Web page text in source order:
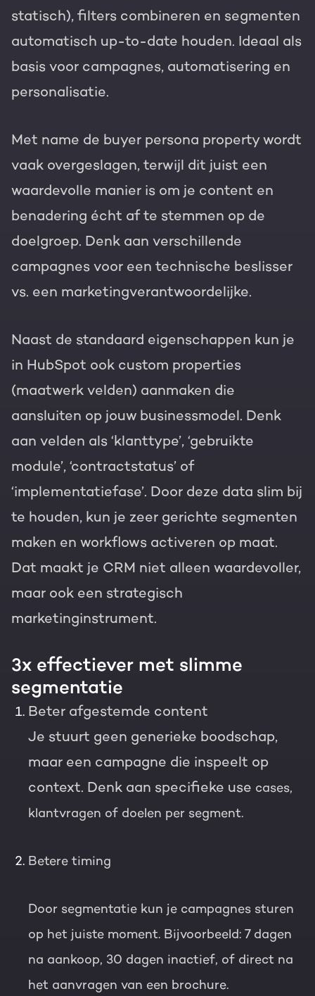
statisch), filters combineren en segmenten
automatisch up-to-date houden. Ideaal als
basis voor campagnes, automatisering en
personalisatie.
Met name de buyer persona property wordt
vaak overgeslagen, terwijl dit juist een
waardevolle manier is om je content en
benadering écht af te stemmen op de
doelgroep. Denk aan verschillende
campagnes voor een technische beslisser
vs. een marketingverantwoordelijke.
Naast de standaard eigenschappen kun je
in HubSpot ook custom properties
(maatwerk velden) aanmaken die
aansluiten op jouw businessmodel. Denk
aan velden als ‘klanttype’, ‘gebruikte
module’, ‘contractstatus’ of
‘implementatiefase’. Door deze data slim bij
te houden, kun je zeer gerichte segmenten
maken en workflows activeren op maat.
Dat maakt je CRM niet alleen waardevoller,
maar ook een strategisch
marketinginstrument.
3x effectiever met slimme
segmentatie
Beter afgestemde content
Je stuurt geen generieke boodschap,
maar een campagne die inspeelt op
context. Denk aan specifieke use cases,
klantvragen of doelen per segment.
Betere timing
Door segmentatie kun je campagnes sturen
op het juiste moment. Bijvoorbeeld: 7 dagen
na aankoop, 30 dagen inactief, of direct na
het aanvragen van een brochure.